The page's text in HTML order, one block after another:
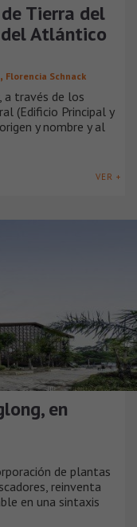
Tierra del
Atlántico
, Florencia Schnack
a través de los
(Edificio Principal y
y nombre y al
VER +
en
de plantas
reinventa
en una sintaxis